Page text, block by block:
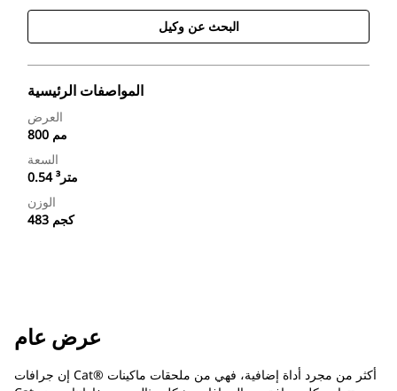
البحث عن وكيل
المواصفات الرئيسية
العرض
800 مم
السعة
0.54 متر³
الوزن
483 كجم
عرض عام
إن جرافات Cat®‎ أكثر من مجرد أداة إضافية، فهي من ملحقات ماكينات